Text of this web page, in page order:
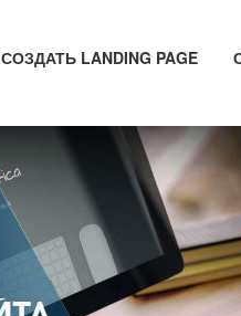
СОЗДАТЬ LANDING PAGE